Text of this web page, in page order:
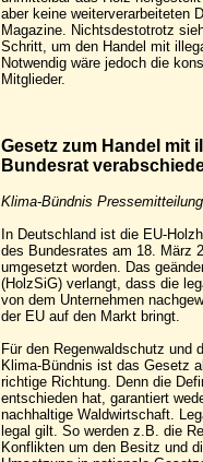
aber keine weiterverarbeiteten
Magazine. Nichtsdestotrotz
Schritt, um den Handel mit
Notwendig wäre jedoch die
Mitglieder.
Gesetz zum Handel mit
Bundesrat
Klima-Bündnis
In Deutschland ist die EU-
des Bundesrates am 18. März
umgesetzt worden. Das
(HolzSiG) verlangt, dass die
von dem Unternehmen
der EU auf den Markt bringt.
Für den Regenwaldschutz und
Klima-Bündnis ist das Gesetz
richtige Richtung. Denn die
entschieden hat, garantiert
nachhaltige Waldwirtschaft.
legal gilt. So werden z.B. die
Konflikten um den Besitz und